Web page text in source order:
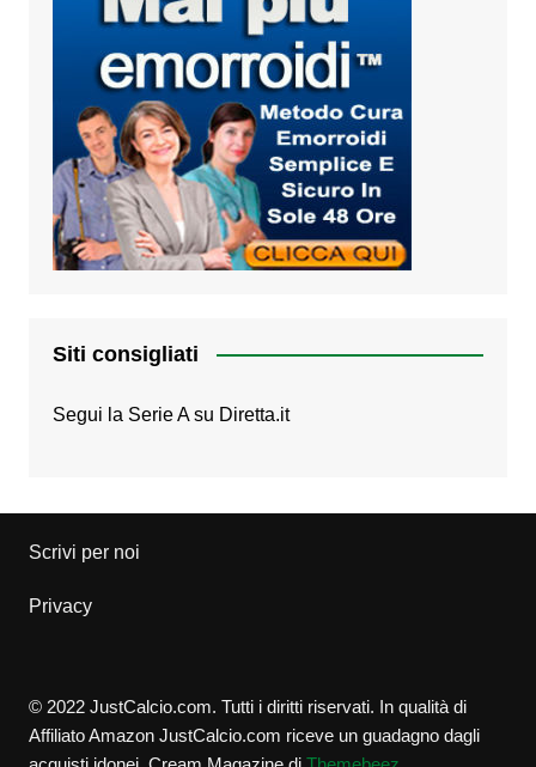
Siti consigliati
Segui la Serie A su Diretta.it
Scrivi per noi
Privacy
© 2022 JustCalcio.com. Tutti i diritti riservati. In qualità di
Affiliato Amazon JustCalcio.com riceve un guadagno dagli